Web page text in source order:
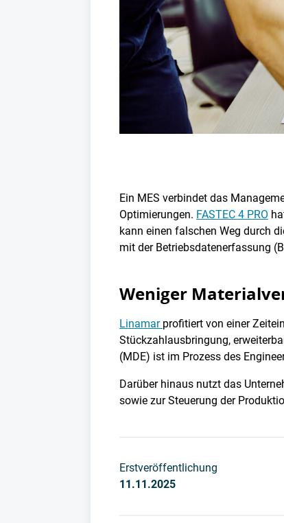
Ein MES verbindet das
Optimierungen. FASTEC 4 PRO
kann einen falschen Weg durch
mit der Betriebsdatenerfassung
Weniger
Linamar profitiert von einer
Stückzahlausbringung,
(MDE) ist im Prozess des
Darüber hinaus nutzt das
sowie zur Steuerung der
Erstveröffentlichung
11.11.2025